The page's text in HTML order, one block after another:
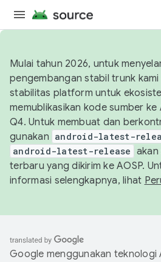
Mulai tahun 2026, untuk
pengembangan stabil trunk
stabilitas platform untuk
memublikasikan kode sumber ke
Q4. Untuk membuat dan
gunakan android-latest-
android-latest-release akan
terbaru yang dikirim ke AOSP.
informasi selengkapnya, lihat
Google menggunakan teknologi